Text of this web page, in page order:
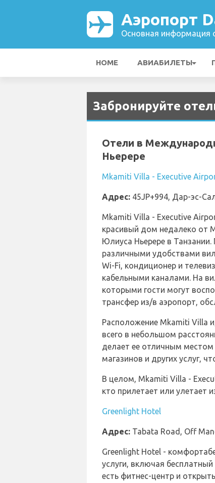
Аэропорт
Основная информация
HOME АВИАБИЛЕТЫ
Забронируйте
Отели в
Ньерере
Mkamiti Villa - Executive
Адрес: 45JP+994, Дар-эс-
Mkamiti Villa - Executive
красивый дом недалеко от
Юлиуса Ньерере в Танзании.
различными удобствами
Wi-Fi, кондиционер и
кабельными каналами. На
которыми гости могут
трансфер из/в аэропорт,
Расположение Mkamiti Villa
всего в небольшом
делает ее отличным
магазинов и других услуг,
В целом, Mkamiti Villa -
кто прилетает или улетает
Greenlight Hotel
Адрес: Tabata Road, Off
Greenlight Hotel -
услуги, включая
есть фитнес-центр и